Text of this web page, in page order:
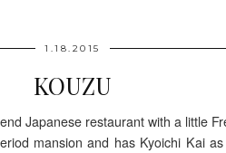
1.18.2015
KOUZU
Japanese restaurant with a little
mansion and has Kyoichi Kai